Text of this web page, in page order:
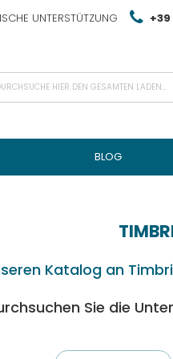
UNTERSTÜTZUNG +39
BLOG
Katalog an
Sie die